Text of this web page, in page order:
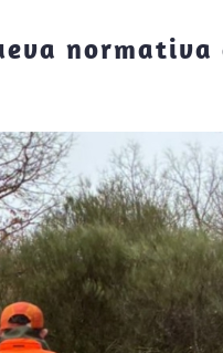
normativa